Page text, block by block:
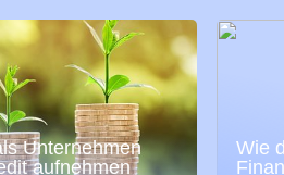
Unternehmen
aufnehmen
Wie